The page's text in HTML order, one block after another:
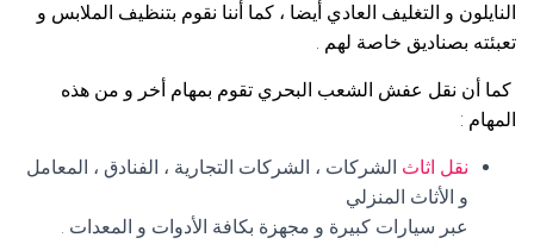
النايلون و التغليف العادي أيضا ، كما أننا نقوم بتنظيف الملابس و
تعبئته بصناديق خاصة لهم .
كما أن نقل عفش الشعب البحري تقوم بمهام أخر و من هذه
المهام :
نقل اثاث الشركات ، الشركات التجارية ، الفنادق ، المعامل
و الأثاث المنزلي
عبر سيارات كبيرة و مجهزة بكافة الأدوات و المعدات .